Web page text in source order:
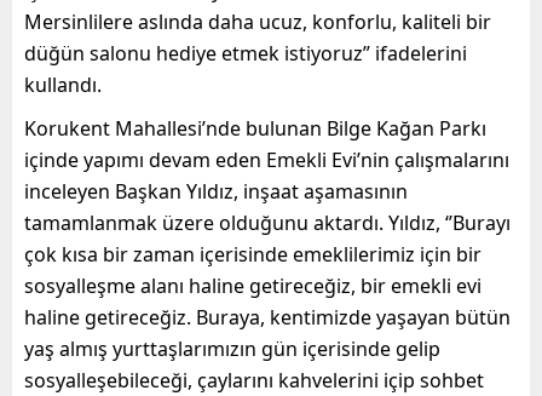
Mersinlilere aslında daha ucuz, konforlu, kaliteli bir
düğün salonu hediye etmek istiyoruz” ifadelerini
kullandı.
Korukent Mahallesi’nde bulunan Bilge Kağan Parkı
içinde yapımı devam eden Emekli Evi’nin çalışmalarını
inceleyen Başkan Yıldız, inşaat aşamasının
tamamlanmak üzere olduğunu aktardı. Yıldız, ‘’Burayı
çok kısa bir zaman içerisinde emeklilerimiz için bir
sosyalleşme alanı haline getireceğiz, bir emekli evi
haline getireceğiz. Buraya, kentimizde yaşayan bütün
yaş almış yurttaşlarımızın gün içerisinde gelip
sosyalleşebileceği, çaylarını kahvelerini içip sohbet